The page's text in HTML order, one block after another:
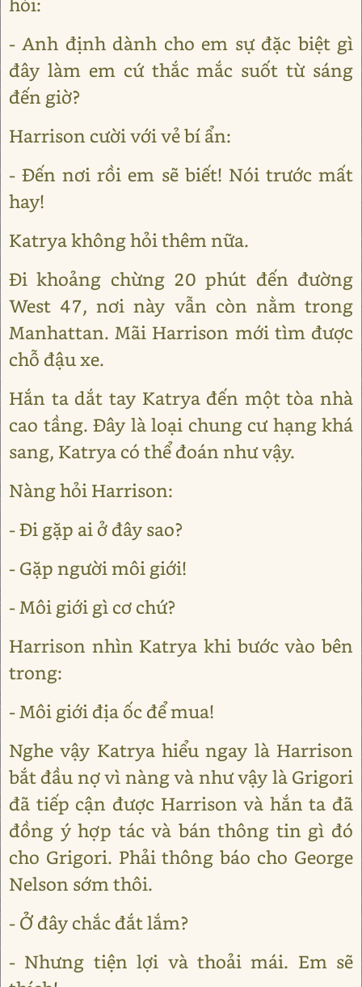
- Anh định dành cho em sự đặc biệt gì
đây làm em cứ thắc mắc suốt từ sáng
đến giờ?
Harrison cười với vẻ bí ẩn:
- Đến nơi rồi em sẽ biết! Nói trước mất
hay!
Katrya không hỏi thêm nữa.
Đi khoảng chừng 20 phút đến đường
West 47, nơi này vẫn còn nằm trong
Manhattan. Mãi Harrison mới tìm được
chỗ đậu xe.
Hắn ta dắt tay Katrya đến một tòa nhà
cao tầng. Đây là loại chung cư hạng khá
sang, Katrya có thể đoán như vậy.
Nàng hỏi Harrison:
- Đi gặp ai ở đây sao?
- Gặp người môi giới!
- Môi giới gì cơ chứ?
Harrison nhìn Katrya khi bước vào bên
trong:
- Môi giới địa ốc để mua!
Nghe vậy Katrya hiểu ngay là Harrison
bắt đầu nợ vì nàng và như vậy là Grigori
đã tiếp cận được Harrison và hắn ta đã
đồng ý hợp tác và bán thông tin gì đó
cho Grigori. Phải thông báo cho George
Nelson sớm thôi.
- Ở đây chắc đắt lắm?
- Nhưng tiện lợi và thoải mái. Em sẽ